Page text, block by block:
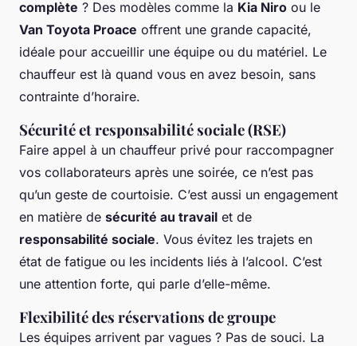
complète ? Des modèles comme la Kia Niro ou le
Van Toyota Proace offrent une grande capacité,
idéale pour accueillir une équipe ou du matériel. Le
chauffeur est là quand vous en avez besoin, sans
contrainte d’horaire.
Sécurité et responsabilité sociale (RSE)
Faire appel à un chauffeur privé pour raccompagner
vos collaborateurs après une soirée, ce n’est pas
qu’un geste de courtoisie. C’est aussi un engagement
en matière de sécurité au travail et de
responsabilité sociale. Vous évitez les trajets en
état de fatigue ou les incidents liés à l’alcool. C’est
une attention forte, qui parle d’elle-même.
Flexibilité des réservations de groupe
Les équipes arrivent par vagues ? Pas de souci. La